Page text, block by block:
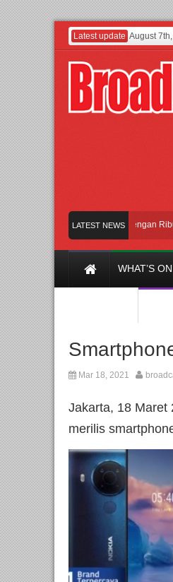
Latest update August
LATEST NEWS
Meramaikan Jakarta dengan Ribuan
WHAT’S ON
Mar 18, 2021
Jakarta, 18 Maret
merilis